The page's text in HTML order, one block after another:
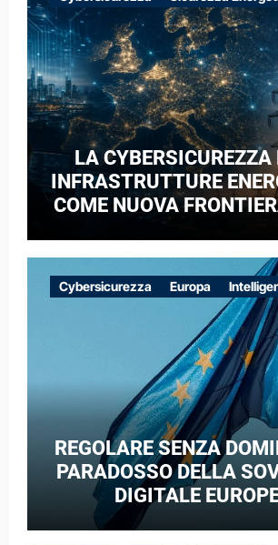
LA CYBERSICUREZZA
INFRASTRUTTURE
COME NUOVA
CASO DELLE RETI
EUROPEE NEL
GUERRA IBRIDA
Cybersicurezza Europa
REGOLARE SENZA
PARADOSSO DELLA
DIGITALE